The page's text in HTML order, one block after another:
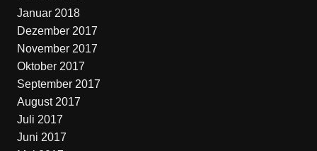
Januar 2018
Dezember 2017
November 2017
Oktober 2017
September 2017
August 2017
Juli 2017
Juni 2017